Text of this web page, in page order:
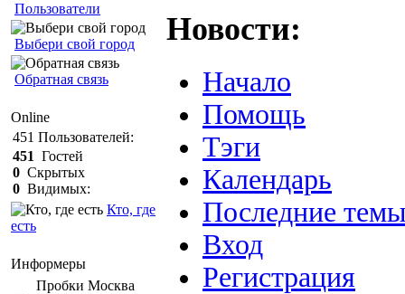
Пользователи
Выбери свой город
Обратная связь
Online
451 Пользователей:
451 Гостей
0 Скрытых
0 Видимых:
Кто, где
есть
Информеры
Пробки Mосква
Новости:
Начало
Помощь
Тэги
Календарь
Последние
Вход
Регистрация